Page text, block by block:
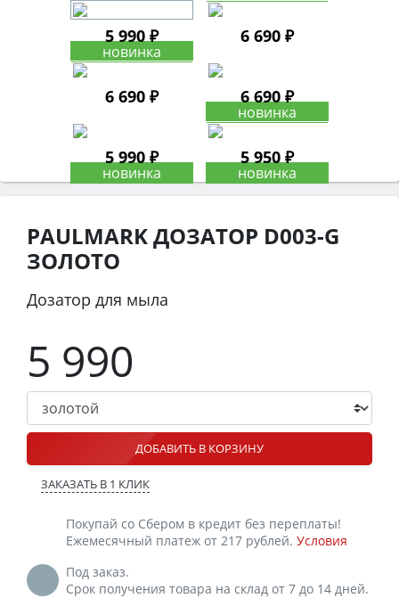
5 990 ₽ 6 690 ₽
6 690 ₽ 6 690 ₽
5 990 ₽ 5 950 ₽
PAULMARK ДОЗАТОР D003-G
ЗОЛОТО
Дозатор для мыла
5 990
ДОБАВИТЬ В КОРЗИНУ
ЗАКАЗАТЬ В 1 КЛИК
Покупай со Сбером в кредит без переплаты!
Ежемесячный платеж от 217 рублей. Условия
Под заказ.
Срок получения товара на склад от 7 до 14 дней.